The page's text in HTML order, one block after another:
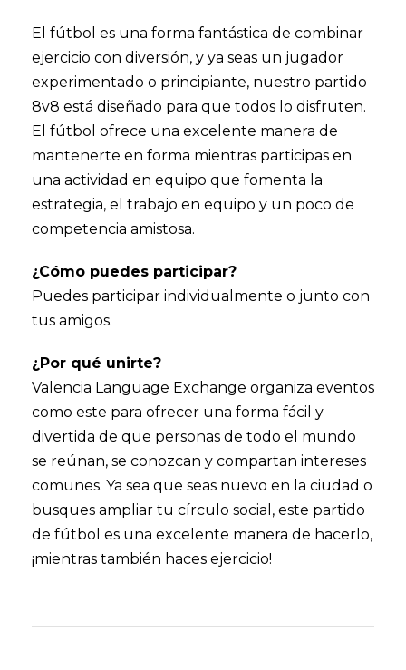
El fútbol es una forma fantástica de combinar
ejercicio con diversión, y ya seas un jugador
experimentado o principiante, nuestro partido
8v8 está diseñado para que todos lo disfruten.
El fútbol ofrece una excelente manera de
mantenerte en forma mientras participas en
una actividad en equipo que fomenta la
estrategia, el trabajo en equipo y un poco de
competencia amistosa.
¿Cómo puedes participar?
Puedes participar individualmente o junto con
tus amigos.
¿Por qué unirte?
Valencia Language Exchange organiza eventos
como este para ofrecer una forma fácil y
divertida de que personas de todo el mundo
se reúnan, se conozcan y compartan intereses
comunes. Ya sea que seas nuevo en la ciudad o
busques ampliar tu círculo social, este partido
de fútbol es una excelente manera de hacerlo,
¡mientras también haces ejercicio!